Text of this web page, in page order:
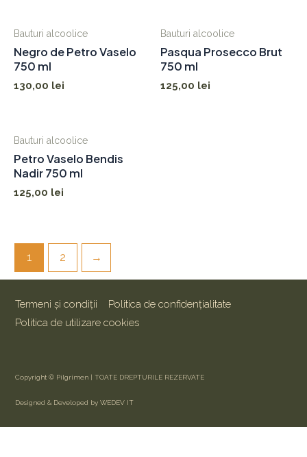
Bauturi alcoolice
Negro de Petro Vaselo
750 ml
130,00 lei
Bauturi alcoolice
Pasqua Prosecco Brut
750 ml
125,00 lei
Bauturi alcoolice
Petro Vaselo Bendis
Nadir 750 ml
125,00 lei
1 2 →
Termeni și condiții
Politica de confidențialitate
Politica de utilizare cookies
Copyright © Pilgrimen | TOATE DREPTURILE REZERVATE
Designed & Developed by WEDEV IT